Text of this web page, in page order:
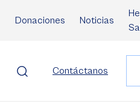
Donaciones Noticias
Contáctanos